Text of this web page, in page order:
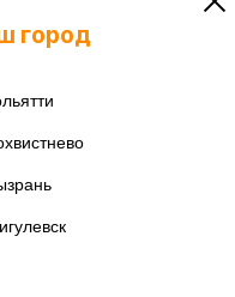
город